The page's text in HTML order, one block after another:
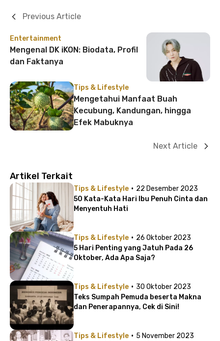
Entertainment
Mengenal DK iKON: Biodata, Profil
dan Faktanya
Previous Article
Tips & Lifestyle
Mengetahui Manfaat Buah
Kecubung, Kandungan, hingga
Efek Mabuknya
Next Article
Artikel Terkait
Tips & Lifestyle · 22 Desember 2023
50 Kata-Kata Hari Ibu Penuh Cinta dan
Menyentuh Hati
Tips & Lifestyle · 26 Oktober 2023
5 Hari Penting yang Jatuh Pada 26
Oktober, Ada Apa Saja?
Tips & Lifestyle · 30 Oktober 2023
Teks Sumpah Pemuda beserta Makna
dan Penerapannya, Cek di Sini!
Tips & Lifestyle · 5 November 2023